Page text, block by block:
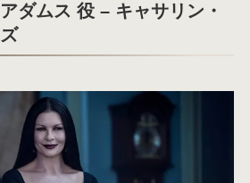
ダムス 役 – キャサリン・